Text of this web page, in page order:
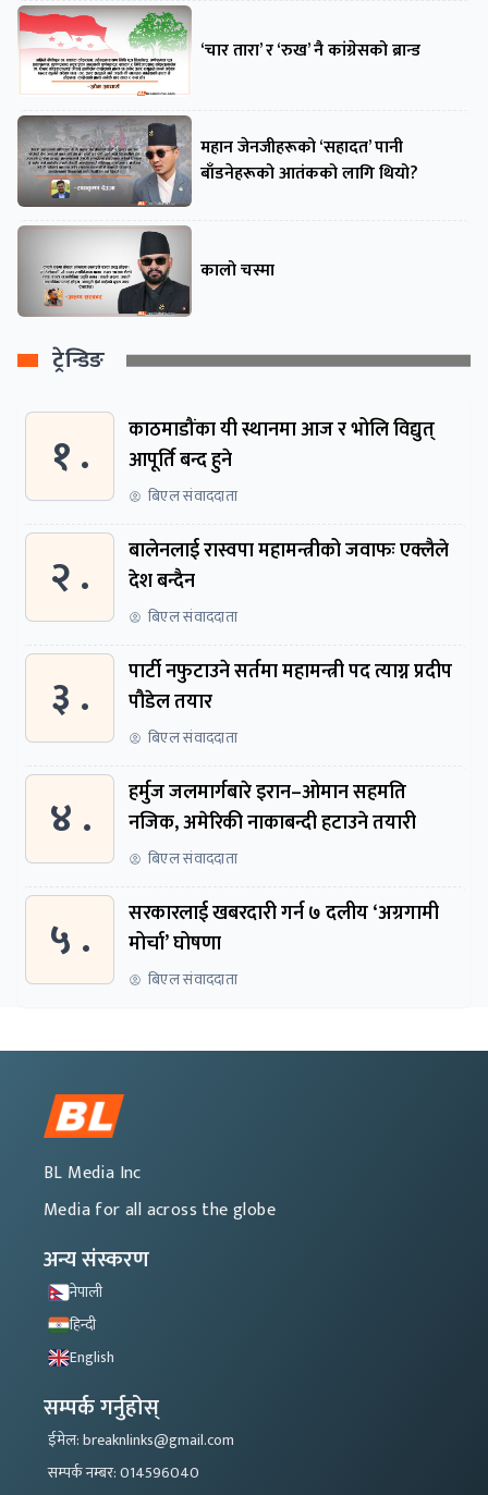
‘चार तारा’ र ‘रुख’ नै कांग्रेसको ब्रान्ड
महान जेनजीहरूको ‘सहादत’ पानी
बाँडनेहरूको आतंकको लागि थियो?
कालो चस्मा
ट्रेन्डिङ
१ .
काठमाडौंका यी स्थानमा आज र भोलि विद्युत्
आपूर्ति बन्द हुने
बिएल संवाददाता
२ .
बालेनलाई रास्वपा महामन्त्रीको जवाफः एक्लैले
देश बन्दैन
बिएल संवाददाता
३ .
पार्टी नफुटाउने सर्तमा महामन्त्री पद त्याग्न प्रदीप
पौडेल तयार
बिएल संवाददाता
४ .
हर्मुज जलमार्गबारे इरान–ओमान सहमति
नजिक, अमेरिकी नाकाबन्दी हटाउने तयारी
बिएल संवाददाता
५ .
सरकारलाई खबरदारी गर्न ७ दलीय ‘अग्रगामी
मोर्चा’ घोषणा
बिएल संवाददाता
BL Media Inc
Media for all across the globe
अन्य संस्करण
नेपाली
हिन्दी
English
सम्पर्क गर्नुहोस्
ईमेल: breaknlinks@gmail.com
सम्पर्क नम्बर: 014596040